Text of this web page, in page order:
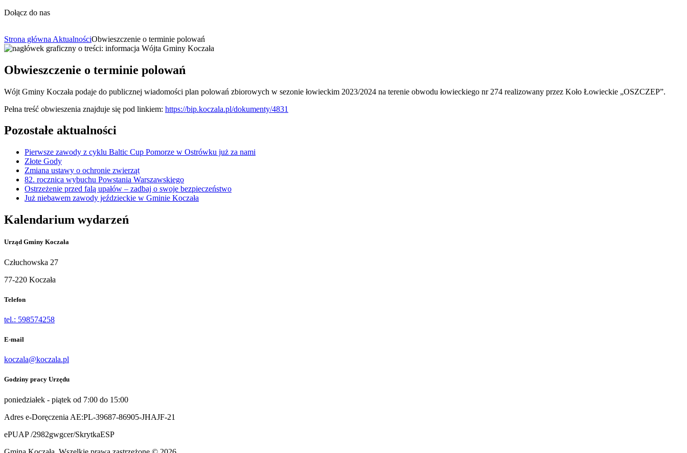
Dołącz do nas
Strona główna AktualnościObwieszczenie o terminie polowań
Obwieszczenie o terminie polowań
Wójt Gminy Koczała podaje do publicznej wiadomości plan polowań zbiorowych w sezonie łowieckim 2023/2024 na terenie obwodu łowieckiego nr 274 realizowany przez Koło Łowieckie „OSZCZEP”.
Pełna treść obwieszenia znajduje się pod linkiem: https://bip.koczala.pl/dokumenty/4831
Pozostałe aktualności
Pierwsze zawody z cyklu Baltic Cup Pomorze w Ostrówku już za nami
Złote Gody
Zmiana ustawy o ochronie zwierząt
82. rocznica wybuchu Powstania Warszawskiego
Ostrzeżenie przed falą upałów – zadbaj o swoje bezpieczeństwo
Już niebawem zawody jeździeckie w Gminie Koczała
Kalendarium wydarzeń
Urząd Gminy Koczała
Człuchowska 27
77-220 Koczała
Telefon
tel.: 598574258
E-mail
koczala@koczala.pl
Godziny pracy Urzędu
poniedziałek - piątek od 7:00 do 15:00
Adres e-Doręczenia AE:PL-39687-86905-JHAJF-21
ePUAP /2982gwgcer/SkrytkaESP